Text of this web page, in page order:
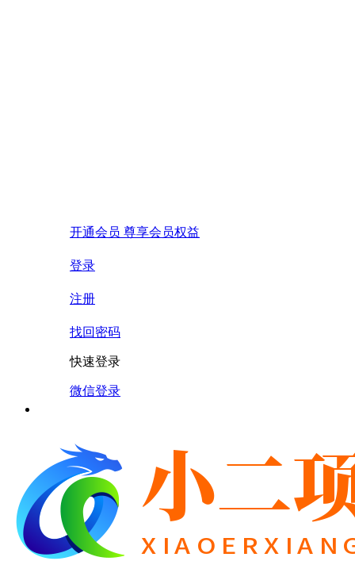
开通会员 尊享会员权益
登录
注册
找回密码
快速登录
微信登录